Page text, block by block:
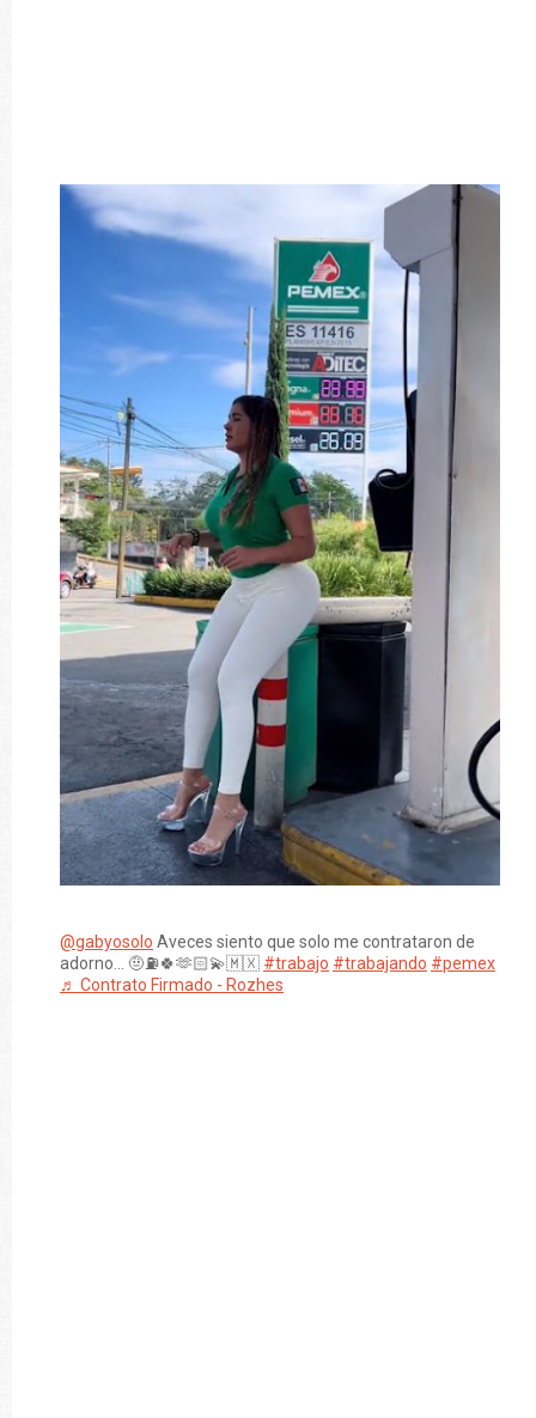
@gabyosolo Aveces siento que solo me contrataron de
adorno… 🤨⛽️🍀🫶🏻💫🇲🇽 #trabajo #trabajando #pemex
♬ Contrato Firmado - Rozhes